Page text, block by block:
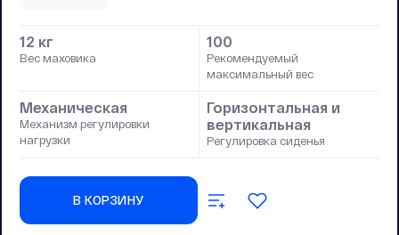
12 кг
Вес маховика
100
Рекомендуемый
максимальный вес
Механическая
Механизм регулировки
нагрузки
Горизонтальная и
вертикальная
Регулировка сиденья
В КОРЗИНУ